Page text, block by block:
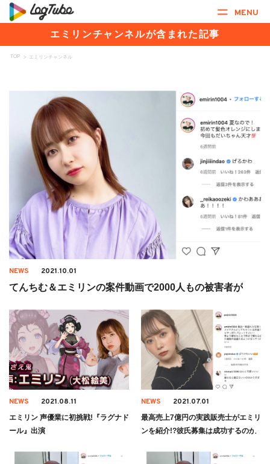
MENU
エミリンチャンネルが含まれた記事
TOP > エミリンチャンネル
NEWS 2021.10.01
てんちむ＆エミリンの案件動画で2000人もの被害者が
NEWS 2021.08.11
エミリン 声優業に初挑戦!『ラグナド
ール』出演
NEWS 2021.07.01
最高売上7億円の実践販売士がエミリ
ンを紹介!?彼氏募集は成功するのか